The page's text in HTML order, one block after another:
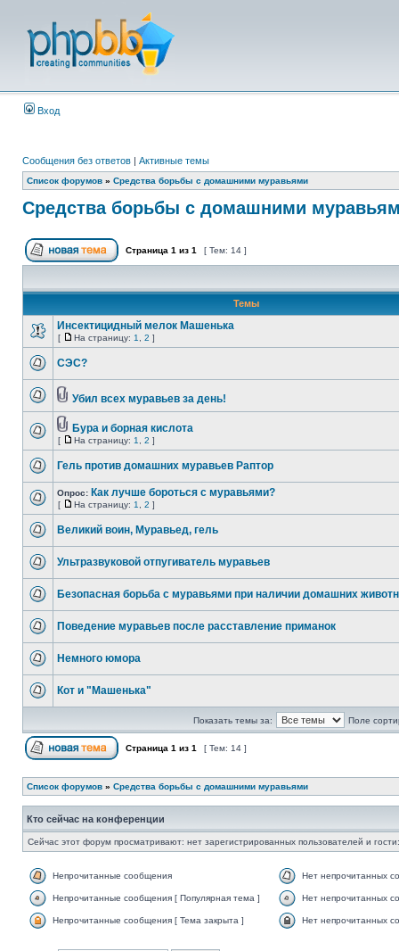
Вход
Сообщения без ответов | Активные темы
Список форумов » Средства борьбы с домашними муравьями
Средства борьбы с домашними
Страница 1 из 1 [ Тем: 14 ]
Темы
Инсектицидный мелок Машенька
[ На страницу: 1 2 ]
СЭС?
Убил всех муравьев за день!
Бура и борная кислота
[ На страницу: 1 2 ]
Гель против домашних муравьев Раптор
Опрос: Как лучше бороться с муравьями?
[ На страницу: 1 2 ]
Великий воин, Муравьед, гель
Ультразвуковой отпугиватель муравьев
Безопасная борьба с муравьями при наличии домашних
Поведение муравьев после расставление приманок
Немного юмора
Кот и "Машенька"
Показать темы за: Поле
Страница 1 из 1 [ Тем: 14 ]
Список форумов » Средства борьбы с домашними муравьями
Кто сейчас на конференции
Сейчас этот форум просматривают: нет зарегистрированных пользователей и
Непрочитанные сообщения Нет непрочитанных
Непрочитанные сообщения [ Популярная тема ] Нет непрочитанных
Непрочитанные сообщения [ Тема закрыта ] Нет непрочитанных